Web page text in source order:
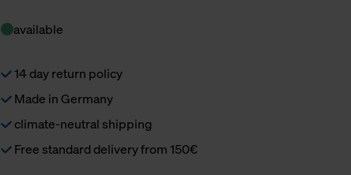
available
14 day return policy
Made in Germany
climate-neutral shipping
Free standard delivery from 150€